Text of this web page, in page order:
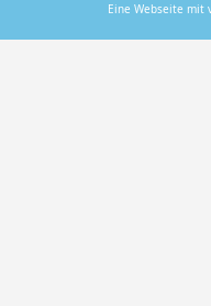
Eine Webseite mit